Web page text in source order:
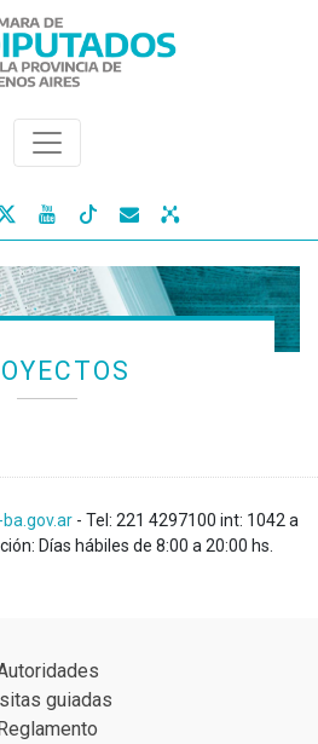
  
- Tel: 221 4297100 int: 1042 a
Días hábiles de 8:00 a 20:00 hs.
guiadas